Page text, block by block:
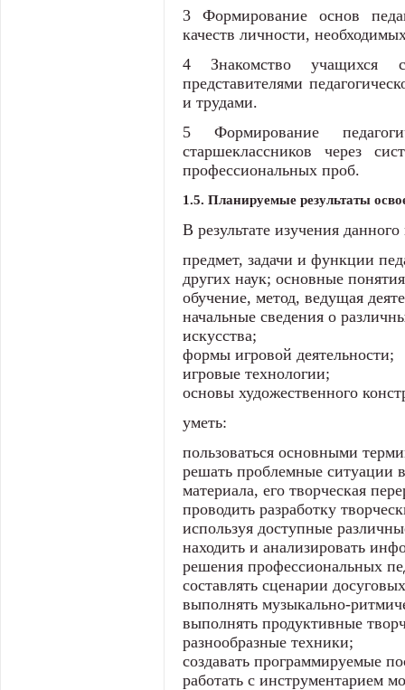
3 Формирование основ
качеств личности,
4 Знакомство учащихся
представителями
и трудами.
5 Формирование
старшеклассников через
профессиональных проб.
1.5. Планируемые результаты
В результате изучения
предмет, задачи и функции
других наук; основные
обучение, метод, ведущая
начальные сведения о
искусства;
формы игровой деятельности;
игровые технологии;
основы художественного
уметь:
пользоваться основными
решать проблемные ситуации
материала, его творческая
проводить разработку
используя доступные
находить и анализировать
решения профессиональных
составлять сценарии
выполнять музыкально-
выполнять продуктивные
разнообразные техники;
создавать программируемые
работать с инструментарием